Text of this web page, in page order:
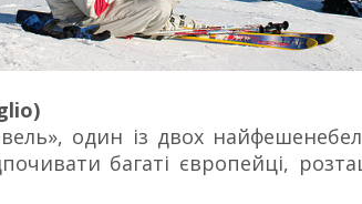
один із двох
багаті європейці,